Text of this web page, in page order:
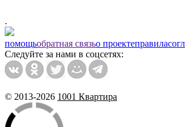
.
помощьобратная связьо проектеправила
Следуйте за нами в соцсетях:
© 2013-2026 1001 Квартира